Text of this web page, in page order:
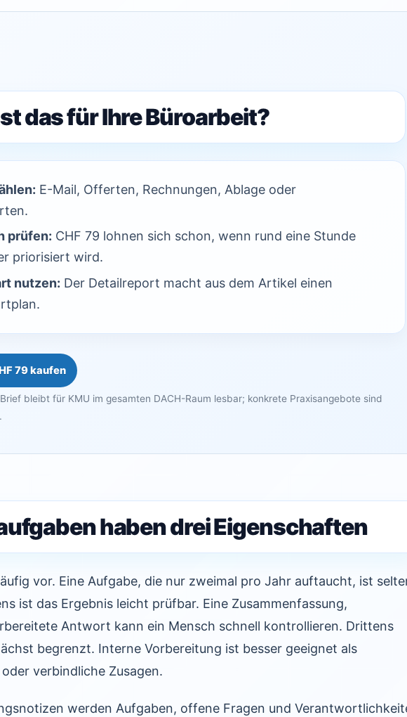
das für Ihre Büroarbeit?
E-Mail, Offerten, Rechnungen, Ablage oder
prüfen: CHF 79 lohnen sich schon, wenn rund eine Stunde
priorisiert wird.
nutzen: Der Detailreport macht aus dem Artikel einen
79 kaufen
bleibt für KMU im gesamten DACH-Raum lesbar; konkrete Praxisangebote sind
haben drei Eigenschaften
vor. Eine Aufgabe, die nur zweimal pro Jahr auftaucht, ist
ist das Ergebnis leicht prüfbar. Eine Zusammenfassung,
Antwort kann ein Mensch schnell kontrollieren. Drittens
begrenzt. Interne Vorbereitung ist besser geeignet als
verbindliche Zusagen.
werden Aufgaben, offene Fragen und